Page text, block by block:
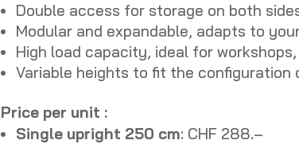
Double access for storage on both
Modular and expandable, adapts to
High load capacity, ideal for
Variable heights to fit the configuration
Price per unit :
Single upright 250 cm: CHF 288.–